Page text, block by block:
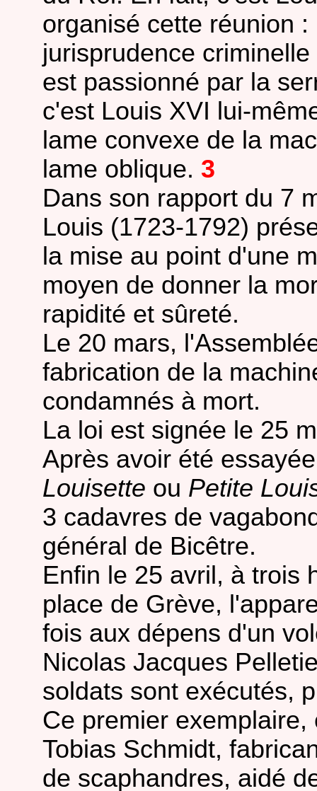
organisé cette réunion
jurisprudence
est passionné par la
c'est Louis XVI lui-
lame convexe de la
lame oblique. 3
Dans son rapport du 7
Louis (1723-1792)
la mise au point d'une
moyen de donner la
rapidité et sûreté.
Le 20 mars,
fabrication de la
condamnés à mort.
La loi est signée le 25
Après avoir été
Louisette ou Petite
3 cadavres de
général de Bicêtre.
Enfin le 25 avril, à trois
place de Grève,
fois aux dépens d'un
Nicolas Jacques
soldats sont exécutés,
Ce premier
Tobias Schmidt,
de scaphandres, aidé